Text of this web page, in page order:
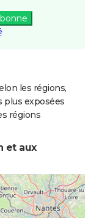
22 j
les régions,
plus exposées
régions
et aux